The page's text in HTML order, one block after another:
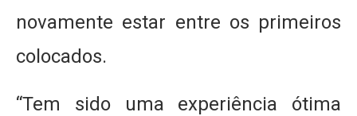
novamente estar entre os primeiros
colocados.
“Tem sido uma experiência ótima